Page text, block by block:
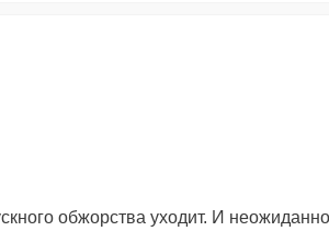
обжорства уходит. И